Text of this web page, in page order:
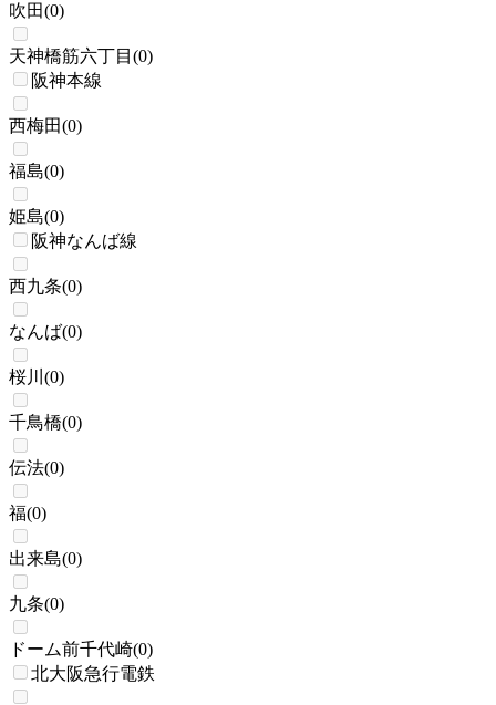
吹田(0)
天神橋筋六丁目 (0)
阪神本線
西梅田(0)
福島(0)
姫島(0)
阪神なんば線
西九条(0)
なんば(0)
桜川 (0)
千鳥橋(0)
伝法(0)
福(0)
出来島(0)
九条(0)
ドーム前千代崎(0)
北大阪急行電鉄